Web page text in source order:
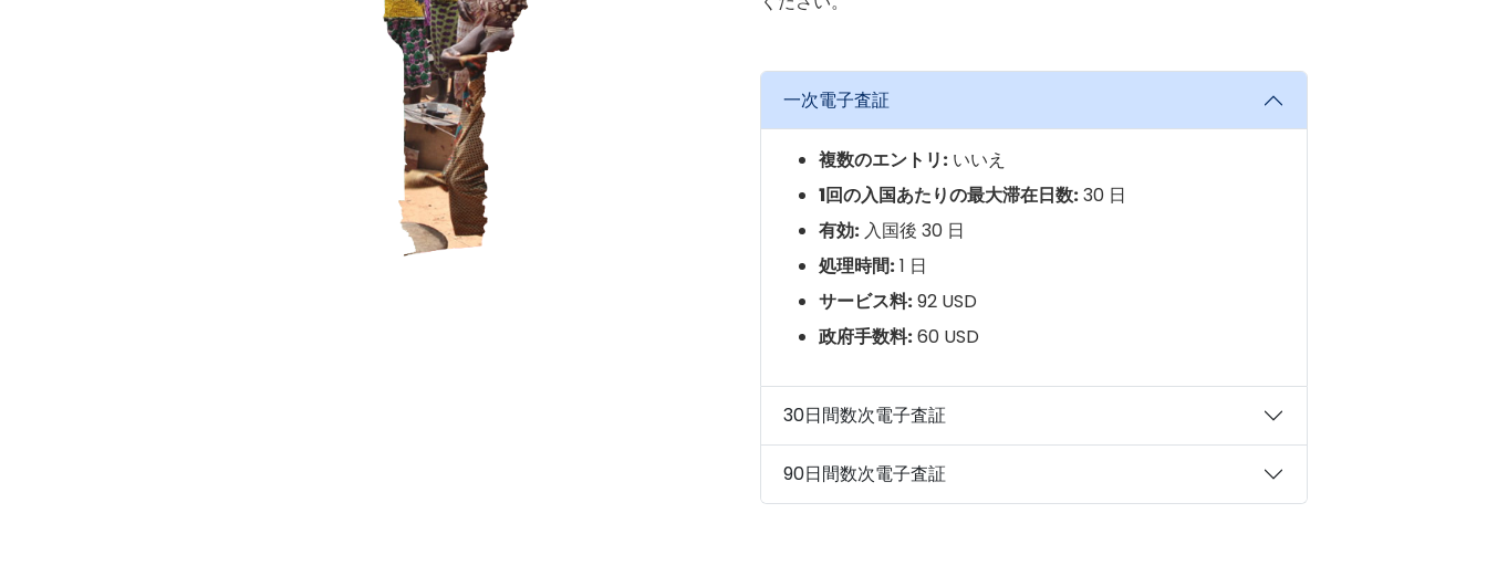
一次電子査証
複数のエントリ: いいえ
1回の入国あたりの最大滞在日数:30 日
有効: 入国後 30 日
処理時間:1 日
サービス料:92 USD
政府手数料:60 USD
30日間数次電子査証
90日間数次電子査証